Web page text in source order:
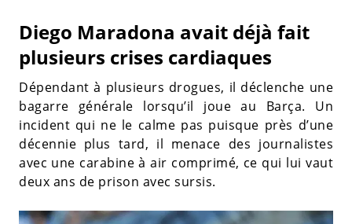
Diego Maradona avait déjà fait
plusieurs crises cardiaques
Dépendant à plusieurs drogues, il déclenche une
bagarre générale lorsqu’il joue au Barça. Un
incident qui ne le calme pas puisque près d’une
décennie plus tard, il menace des journalistes
avec une carabine à air comprimé, ce qui lui vaut
deux ans de prison avec sursis.